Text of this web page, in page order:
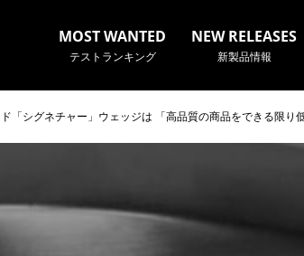
MOST WANTED
テストランキング
NEW RELEASES
新製品情報
「シグネチャー」ウェッジは 「高品質の商品をできる限り